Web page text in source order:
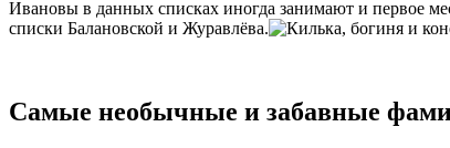
Ивановы в данных списках иногда занимают и первое
списки Балановской и Журавлёва.
Самые необычные и забавные